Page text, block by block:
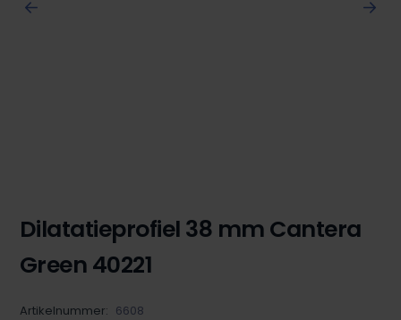
Dilatatieprofiel 38 mm Cantera
Green 40221
Artikelnummer: 6608